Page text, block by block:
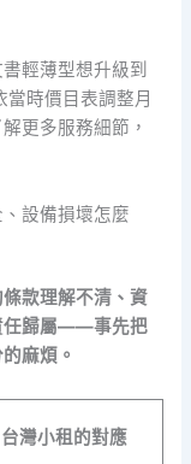
輕薄型想升級到
時價目表調整月
更多服務細節，
設備損壞怎麼
款理解不清、資
任歸屬——事先把
麻煩。
台灣小租的對應